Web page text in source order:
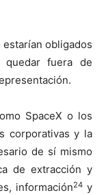
obligados
quedar fuera de
SpaceX o los
corporativas y la
de sí mismo
de extracción y
información24y